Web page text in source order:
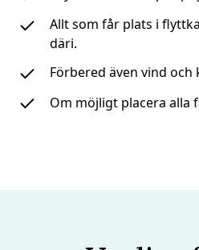
Allt som får plats i
däri.
Förbered även vind
Om möjligt placera alla